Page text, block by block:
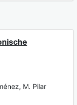
M. Pilar